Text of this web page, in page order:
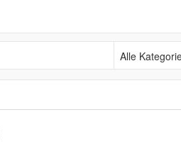
Alle Kategorien